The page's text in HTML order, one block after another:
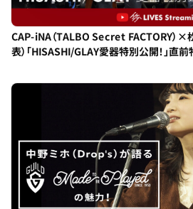
CAP-iNA（TALBO Secret FACTORY）
表）「HISASHI/GLAY愛器特別公開！」直